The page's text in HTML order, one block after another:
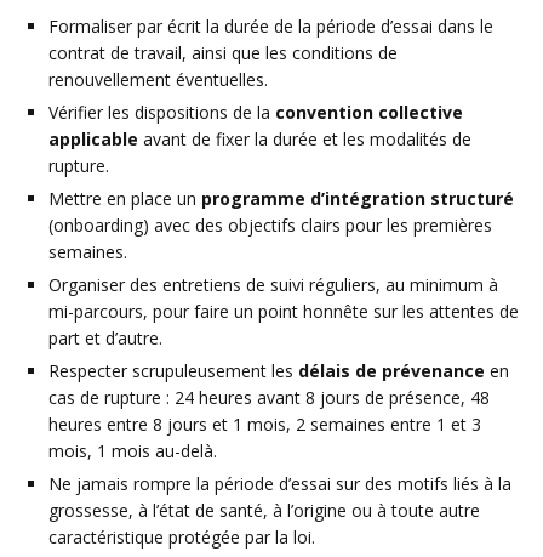
Formaliser par écrit la durée de la période d’essai dans le
contrat de travail, ainsi que les conditions de
renouvellement éventuelles.
Vérifier les dispositions de la convention collective
applicable avant de fixer la durée et les modalités de
rupture.
Mettre en place un programme d’intégration structuré
(onboarding) avec des objectifs clairs pour les premières
semaines.
Organiser des entretiens de suivi réguliers, au minimum à
mi-parcours, pour faire un point honnête sur les attentes de
part et d’autre.
Respecter scrupuleusement les délais de prévenance en
cas de rupture : 24 heures avant 8 jours de présence, 48
heures entre 8 jours et 1 mois, 2 semaines entre 1 et 3
mois, 1 mois au-delà.
Ne jamais rompre la période d’essai sur des motifs liés à la
grossesse, à l’état de santé, à l’origine ou à toute autre
caractéristique protégée par la loi.